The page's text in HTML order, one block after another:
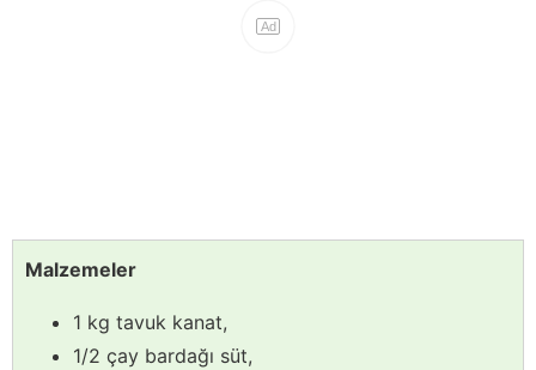
Malzemeler
1 kg tavuk kanat,
1/2 çay bardağı süt,